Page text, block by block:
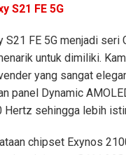
S21 FE 5G
S21 FE 5G menjadi seri
untuk dimiliki.
yang sangat
panel Dynamic
Hertz sehingga lebih
chipset Exynos